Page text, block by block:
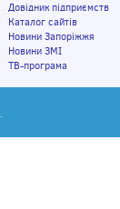
Довідник підприємств
Каталог сайтів
Новини Запоріжжя
Новини ЗМІ
ТВ-програма
.